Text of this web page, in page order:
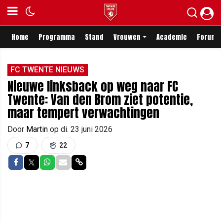
Home Programma Stand Vrouwen Academie Forum
FC TWENTE NIEUWS
Nieuwe linksback op weg naar FC
Twente: Van den Brom ziet potentie,
maar tempert verwachtingen
Door Martin op di. 23 juni 2026
7 22
Delen op Facebook
Delen op Twitter
Delen op Whatsapp
Delen via Mail
Delen via link